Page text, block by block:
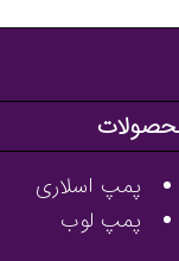
پمپ اسلاری
پمپ لوب